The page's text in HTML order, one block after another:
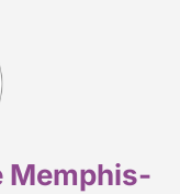
Memphis-